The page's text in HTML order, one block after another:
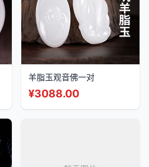
羊脂玉观音佛一对
¥3088.00